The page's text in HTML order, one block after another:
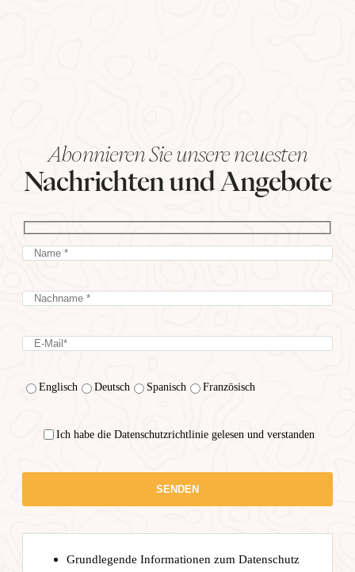
Abonnieren Sie unsere neuesten
Nachrichten und Angebote
Englisch Deutsch Spanisch Französisch
Ich habe die Datenschutzrichtlinie gelesen und verstanden
Grundlegende Informationen zum Datenschutz